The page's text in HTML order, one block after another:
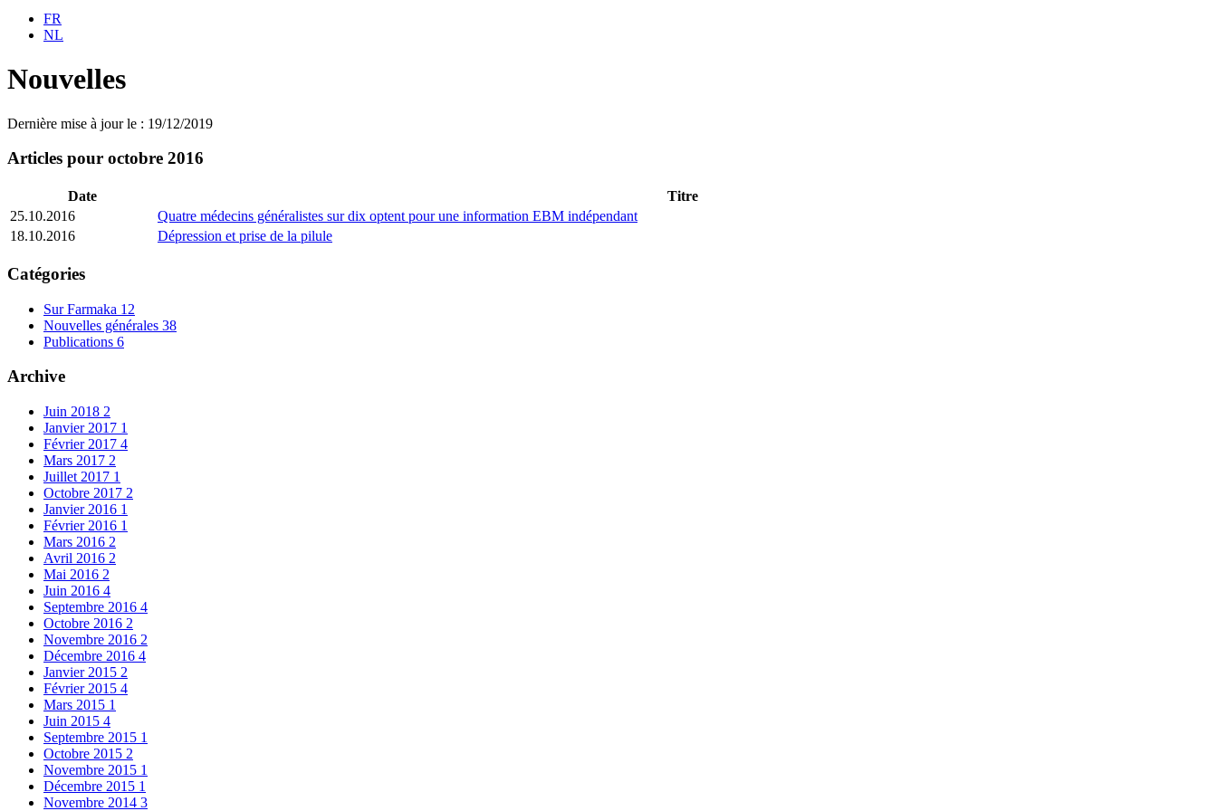
FR
NL
Nouvelles
Dernière mise à jour le : 19/12/2019
Articles pour octobre 2016
Date
Titre
25.10.2016
Quatre médecins généralistes sur dix optent pour une information EBM indépendant
18.10.2016
Dépression et prise de la pilule
Catégories
Sur Farmaka 12
Nouvelles générales 38
Publications 6
Archive
Juin 2018 2
Janvier 2017 1
Février 2017 4
Mars 2017 2
Juillet 2017 1
Octobre 2017 2
Janvier 2016 1
Février 2016 1
Mars 2016 2
Avril 2016 2
Mai 2016 2
Juin 2016 4
Septembre 2016 4
Octobre 2016 2
Novembre 2016 2
Décembre 2016 4
Janvier 2015 2
Février 2015 4
Mars 2015 1
Juin 2015 4
Septembre 2015 1
Octobre 2015 2
Novembre 2015 1
Décembre 2015 1
Novembre 2014 3